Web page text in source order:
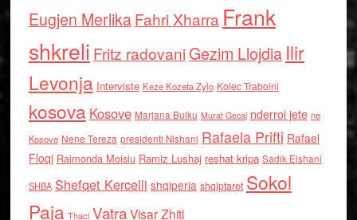
Eugjen MerlikaFahri Xharra Frank
shkreli Fritz radovaniGezim Llojdia Ilir
Levonja Interviste Keze Kozeta Zylo Kolec Traboini
kosova Kosove Marjana Bulku Murat Gecaj nderroi jete ne
Kosove Nene Tereza presidenti Nishani Rafaela Prifti Rafael
Floqi Raimonda Moisiu Ramiz Lushaj reshat kripa Sadik Elshani
SHBA Shefqet Kercelli shqiperia shqiptaret Sokol
Paja Thaci VatraVisar Zhiti